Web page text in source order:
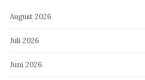
August 2026
Juli 2026
Juni 2026